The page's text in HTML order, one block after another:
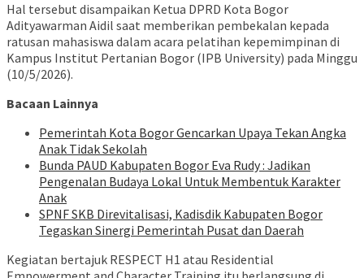
Hal tersebut disampaikan Ketua DPRD Kota Bogor
Adityawarman Aidil saat memberikan pembekalan kepada
ratusan mahasiswa dalam acara pelatihan kepemimpinan di
Kampus Institut Pertanian Bogor (IPB University) pada Minggu
(10/5/2026).
Bacaan Lainnya
Pemerintah Kota Bogor Gencarkan Upaya Tekan Angka
Anak Tidak Sekolah
Bunda PAUD Kabupaten Bogor Eva Rudy : Jadikan
Pengenalan Budaya Lokal Untuk Membentuk Karakter
Anak
SPNF SKB Direvitalisasi, Kadisdik Kabupaten Bogor
Tegaskan Sinergi Pemerintah Pusat dan Daerah
Kegiatan bertajuk RESPECT H1 atau Residential